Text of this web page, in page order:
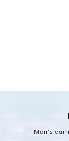
Men's